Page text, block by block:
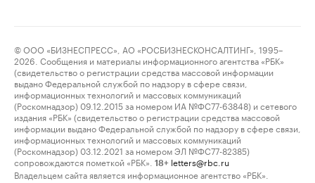
© ООО «БИЗНЕСПРЕСС», АО «РОСБИЗНЕСКОНСАЛТИНГ», 1995–
2026. Сообщения и материалы информационного агентства «РБК»
(свидетельство о регистрации средства массовой информации
выдано Федеральной службой по надзору в сфере связи,
информационных технологий и массовых коммуникаций
(Роскомнадзор) 09.12.2015 за номером ИА №ФС77-63848) и сетевого
издания «РБК» (свидетельство о регистрации средства массовой
информации выдано Федеральной службой по надзору в сфере связи,
информационных технологий и массовых коммуникаций
(Роскомнадзор) 03.12.2021 за номером ЭЛ №ФС77-82385)
сопровождаются пометкой «РБК».
18+ letters@rbc.ru
Владельцем сайта является информационное агентство «РБК».